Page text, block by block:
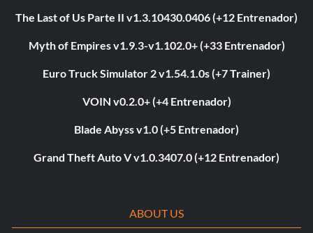
The Last of Us Parte II v1.3.10430.0406 (+12 Entrenador)
Myth of Empires v1.9.3-v1.102.0+ (+33 Entrenador)
Euro Truck Simulator 2 v1.54.1.0s (+7 Trainer)
VOIN v0.2.0+ (+4 Entrenador)
Blade Abyss v1.0 (+5 Entrenador)
Grand Theft Auto V v1.0.3407.0 (+12 Entrenador)
ABOUT US